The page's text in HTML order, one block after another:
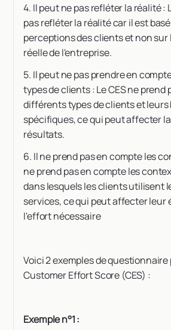
4. Il peut ne pas refléter la réalité :
pas refléter la réalité car il est
perceptions des clients et non
réelle de l'entreprise.
5. Il peut ne pas prendre en
types de clients : Le CES ne prend
différents types de clients et leurs
spécifiques, ce qui peut affecter
résultats.
6. Il ne prend pas en compte les
ne prend pas en compte les
dans lesquels les clients utilisent
services, ce qui peut affecter leur
l'effort nécessaire
Voici 2 exemples de
Customer Effort Score (CES) :
Exemple n°1 :